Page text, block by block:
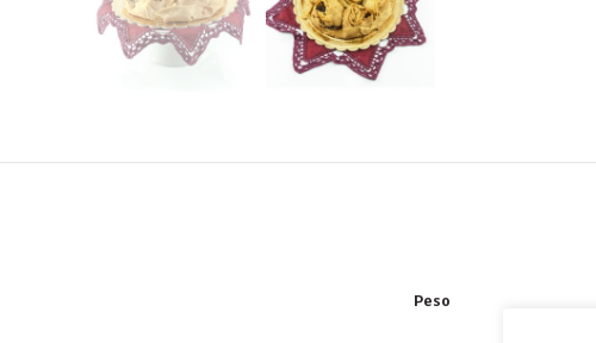
Peso